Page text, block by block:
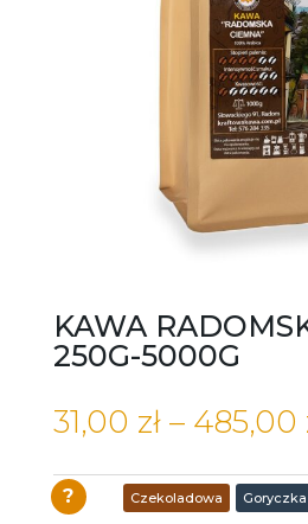
KAWA
250G-5000G
31,00 zł – 485,00
Znaczniki: Czekoladowa Goryczka
?